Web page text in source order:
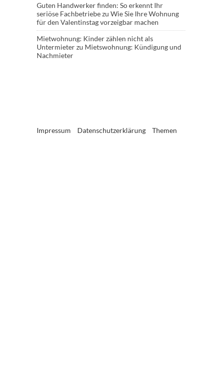
Guten Handwerker finden: So erkennt Ihr
seriöse Fachbetriebezu Wie Sie Ihre Wohnung
für den Valentinstag vorzeigbar machen
Mietwohnung: Kinder zählen nicht als
Untermieterzu Mietswohnung: Kündigung und
Nachmieter
Impressum Datenschutzerklärung Themen